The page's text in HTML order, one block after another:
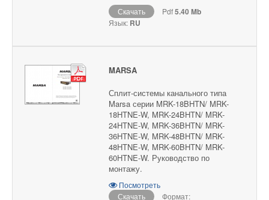
Скачать Pdf5.40 Mb
Язык: RU
MARSA
Сплит-системы канального типа
Marsa серии MRK-18BHTN/ MRK-
18HTNE-W, MRK-24BHTN/ MRK-
24HTNE-W, MRK-36BHTN/ MRK-
36HTNE-W, MRK-48BHTN/ MRK-
48HTNE-W, MRK-60BHTN/ MRK-
60HTNE-W. Руководство по
монтажу.
Посмотреть
Скачать
Формат: